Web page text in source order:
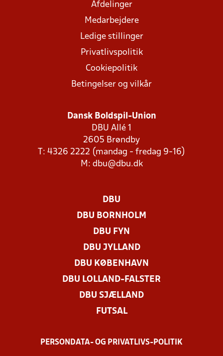
Afdelinger
Medarbejdere
Ledige stillinger
Privatlivspolitik
Cookiepolitik
Betingelser og vilkår
Dansk Boldspil-Union
DBU Allé 1
2605 Brøndby
T: 4326 2222 (mandag - fredag 9-16)
M: dbu@dbu.dk
DBU
DBU BORNHOLM
DBU FYN
DBU JYLLAND
DBU KØBENHAVN
DBU LOLLAND-FALSTER
DBU SJÆLLAND
FUTSAL
PERSONDATA- OG PRIVATLIVS-POLITIK